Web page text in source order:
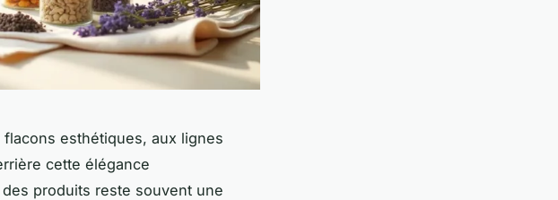
esthétiques, aux lignes
cette élégance
produits reste souvent une